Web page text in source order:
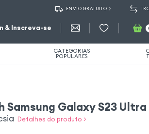
ENVIO GRATUITO
& Inscreva-se
CATEGORIAS
POPULARES
Samsung Galaxy S23 Ultra
Detalhes do produto >